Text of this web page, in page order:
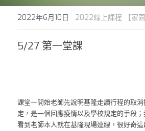
2022年6月10日 · 2022線上課程 【家園
5/27 第一堂課
課堂一開始老師先說明基隆走讀行程的取
定，是一個回應疫情以及學校規定的手段；
看到老師本人就在基隆現場連線，很好奇